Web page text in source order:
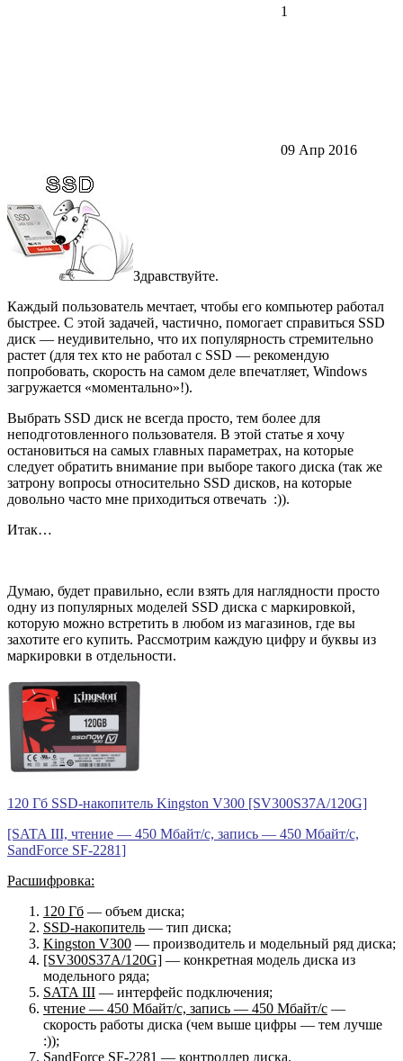
1
09 Апр 2016
Здравствуйте.
Каждый пользователь мечтает, чтобы его компьютер работал
быстрее. С этой задачей, частично, помогает справиться SSD
диск — неудивительно, что их популярность стремительно
растет (для тех кто не работал с SSD — рекомендую
попробовать, скорость на самом деле впечатляет, Windows
загружается «моментально»!).
Выбрать SSD диск не всегда просто, тем более для
неподготовленного пользователя. В этой статье я хочу
остановиться на самых главных параметрах, на которые
следует обратить внимание при выборе такого диска (так же
затрону вопросы относительно SSD дисков, на которые
довольно часто мне приходиться отвечать :)).
Итак…
Думаю, будет правильно, если взять для наглядности просто
одну из популярных моделей SSD диска с маркировкой,
которую можно встретить в любом из магазинов, где вы
захотите его купить. Рассмотрим каждую цифру и буквы из
маркировки в отдельности.
120 Гб SSD-накопитель Kingston V300 [SV300S37A/120G]
[SATA III, чтение — 450 Мбайт/с, запись — 450 Мбайт/с,
SandForce SF-2281]
Расшифровка:
120 Гб — объем диска;
SSD-накопитель — тип диска;
Kingston V300 — производитель и модельный ряд диска;
[SV300S37A/120G] — конкретная модель диска из
модельного ряда;
SATA III — интерфейс подключения;
чтение — 450 Мбайт/с, запись — 450 Мбайт/с —
скорость работы диска (чем выше цифры — тем лучше
:));
SandForce SF-2281 — контроллер диска.